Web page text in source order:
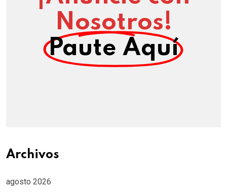
Nosotros!
Paute Aquí
Archivos
agosto 2026